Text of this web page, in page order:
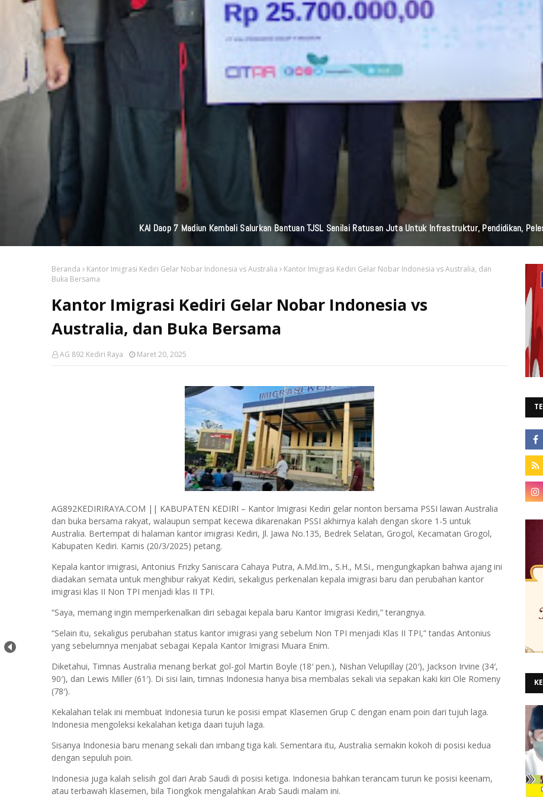
Perkuat Jaringan Media Nasional Dari Pulau Dewata Bali, Garuda TV Bali Dan Garuda FM Bali
Beranda Kantor Imigrasi Kediri Gelar Nobar Indonesia vs Australia
Kantor Imigrasi Kediri Gelar Nobar Indonesia vs Australia, dan
Buka Bersama
Kantor Imigrasi Kediri Gelar Nobar Indonesia vs
Australia, dan Buka Bersama
AG 892 Kediri Raya Maret 20, 2025
AG892KEDIRIRAYA.COM || KABUPATEN KEDIRI – Kantor Imigrasi Kediri gelar nonton bersama PSSI lawan Australia
dan buka bersama rakyat, walaupun sempat kecewa dikarenakan PSSI akhirnya kalah dengan skore 1-5 untuk
Australia. Bertempat di halaman kantor imigrasi Kediri, Jl. Jawa No.135, Bedrek Selatan, Grogol, Kecamatan Grogol,
Kabupaten Kediri. Kamis (20/3/2025) petang.
Kepala kantor imigrasi, Antonius Frizky Saniscara Cahaya Putra, A.Md.Im., S.H., M.Si., mengungkapkan bahwa ajang ini
diadakan semata untuk menghibur rakyat Kediri, sekaligus perkenalan kepala imigrasi baru dan perubahan kantor
imigrasi klas II Non TPI menjadi klas II TPI.
“Saya, memang ingin memperkenalkan diri sebagai kepala baru Kantor Imigrasi Kediri,” terangnya.
“Selain itu, sekaligus perubahan status kantor imigrasi yang sebelum Non TPI menjadi Klas II TPI,” tandas Antonius
yang sebelumnya menjabat sebagai Kepala Kantor Imigrasi Muara Enim.
Diketahui, Timnas Australia menang berkat gol-gol Martin Boyle (18′ pen.), Nishan Velupillay (20′), Jackson Irvine (34′,
90′), dan Lewis Miller (61′). Di sisi lain, timnas Indonesia hanya bisa membalas sekali via sepakan kaki kiri Ole Romeny
(78′).
Kekalahan telak ini membuat Indonesia turun ke posisi empat Klasemen Grup C dengan enam poin dari tujuh laga.
Indonesia mengoleksi kekalahan ketiga daari tujuh laga.
Sisanya Indonesia baru menang sekali dan imbang tiga kali. Sementara itu, Australia semakin kokoh di posisi kedua
dengan sepuluh poin.
Indonesia juga kalah selisih gol dari Arab Saudi di posisi ketiga. Indonesia bahkan terancam turun ke posisi keenam,
atau terbawah klasemen, bila Tiongkok mengalahkan Arab Saudi malam ini.